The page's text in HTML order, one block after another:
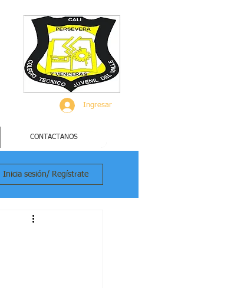
Ingresar
CONTACTANOS
Inicia sesión/ Regístrate